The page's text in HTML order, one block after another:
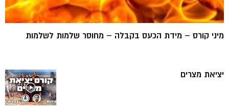
מיני קורס – מידת הכעס בקבלה – מחוסר שלמות לשלמות
יציאת מצרים